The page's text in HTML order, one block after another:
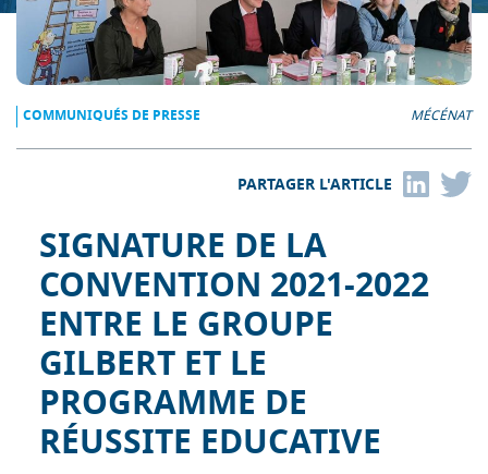
COMMUNIQUÉS DE PRESSE MÉCÉNAT
PARTAGER L'ARTICLE
SIGNATURE DE LA
CONVENTION 2021-2022
ENTRE LE GROUPE
GILBERT ET LE
PROGRAMME DE
RÉUSSITE EDUCATIVE